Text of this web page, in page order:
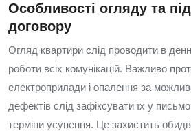
Особливості огляду та
договору
Огляд квартири слід проводити в
роботи всіх комунікацій. Важливо
електроприлади і опалення за
дефектів слід зафіксувати їх у
терміни усунення. Це захистить